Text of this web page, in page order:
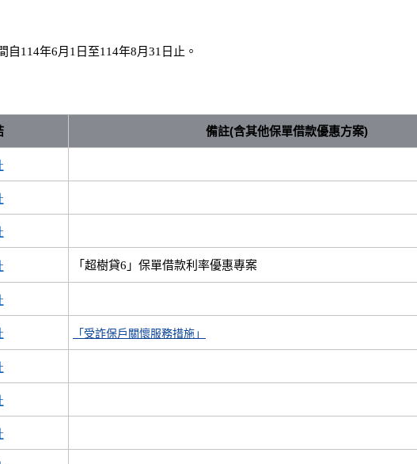
114年6月1日至114年8月31日止。
備註(含其他保單借款優惠方案)
「超樹貸6」保單借款利率優惠專案
「受詐保戶關懷服務措施」